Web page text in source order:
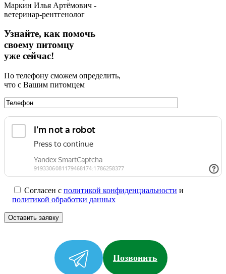
Маркин Илья Артёмович -
ветеринар-рентгенолог
Узнайте, как помочь
своему питомцу
уже сейчас!
По телефону сможем определить,
что с Вашим питомцем
Согласен с политикой конфиденциальности и
политикой обработки данных
Позвонить